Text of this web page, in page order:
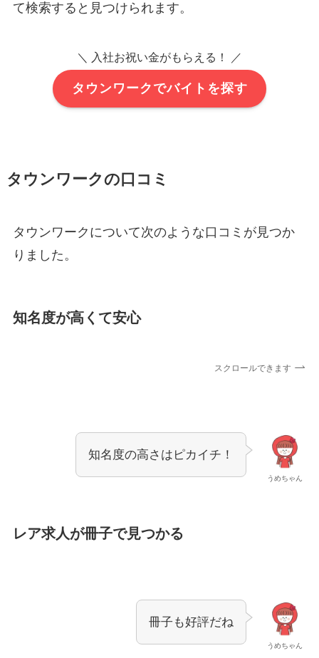
て検索すると見つけられます。
＼ 入社お祝い金がもらえる！ ／
タウンワークでバイトを探す
タウンワークの口コミ
タウンワークについて次のような口コミが見つか
りました。
知名度が高くて安心
スクロールできます
うめちゃん
知名度の高さはピカイチ！
レア求人が冊子で見つかる
うめちゃん
冊子も好評だね